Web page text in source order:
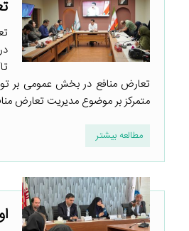
تعارض منافع در بخش عمومی بر
متمرکز بر موضوع مدیریت تعارض
مطالعه بیشتر